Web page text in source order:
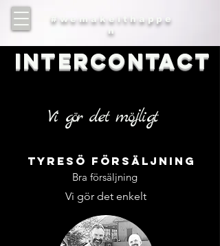
#wemakeithappe
n
IntercontacT
Vi gör det möjligt
Tyresö Försäljning
Bra försäljning
Vi gör det enkelt